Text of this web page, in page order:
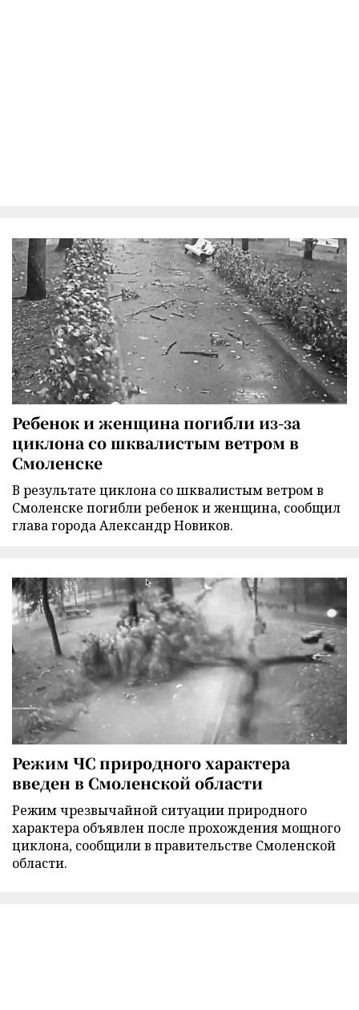
Ребенок и женщина погибли из-за
циклона со шквалистым ветром в
Смоленске
В результате циклона со шквалистым ветром в
Смоленске погибли ребенок и женщина, сообщил
глава города Александр Новиков.
Режим ЧС природного характера
введен в Смоленской области
Режим чрезвычайной ситуации природного
характера объявлен после прохождения мощного
циклона, сообщили в правительстве Смоленской
области.